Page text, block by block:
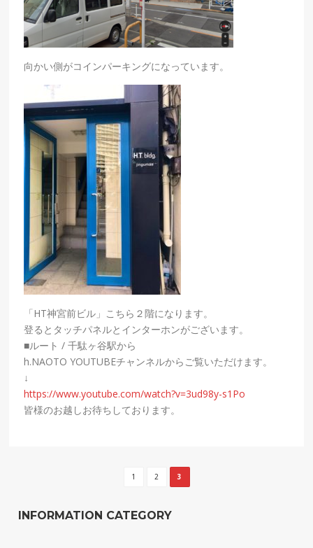
向かい側がコインパーキングになっています。
「HT神宮前ビル」こちら２階になります。
登るとタッチパネルとインターホンがございます。
■ルート / 千駄ヶ谷駅から
h.NAOTO YOUTUBEチャンネルからご覧いただけます。
↓
https://www.youtube.com/watch?v=3ud98y-s1Po
皆様のお越しお待ちしております。
1 2 3
INFORMATION CATEGORY